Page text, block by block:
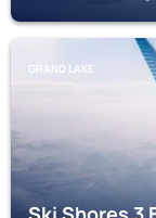
GRAND LAKE